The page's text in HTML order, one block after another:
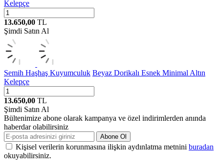
Kelepçe
13.650,00 TL
Şimdi Satın Al
Semih Haşhaş Kuyumculuk Beyaz Dorikalı Esnek Minimal Altın
Kelepçe
13.650,00 TL
Şimdi Satın Al
Bültenimize abone olarak kampanya ve özel indirimlerden anında
haberdar olabilirsiniz
Abone Ol
Kişisel verilerin korunmasına ilişkin aydınlatma metnini buradan
okuyabilirsiniz.